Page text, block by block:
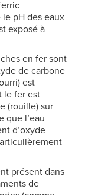
pH des eaux
exposé à
en fer sont
de carbone
est
le fer est
(rouille) sur
que l’eau
d’oxyde
présent dans
de